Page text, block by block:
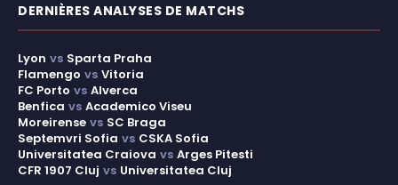
DERNIÈRES ANALYSES DE MATCHS
Lyon vs Sparta Praha
Flamengo vs Vitoria
FC Porto vs Alverca
Benfica vs Academico Viseu
Moreirense vs SC Braga
Septemvri Sofia vs CSKA Sofia
Universitatea Craiova vs Arges Pitesti
CFR 1907 Cluj vs Universitatea Cluj